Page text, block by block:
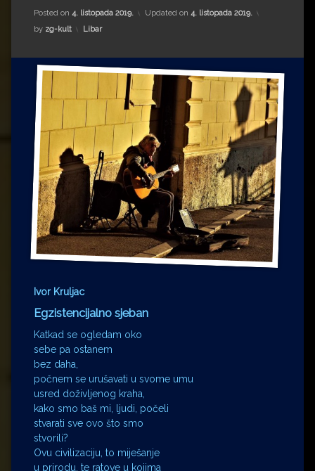
Drugi autori
Drugi autori
Matea Andrić
Ljiljana Lekanić-Kljaić
Željko Krznarić
Mario Lovreković
Miroslav Šantek
Posted on 4. listopada 2019. Updated on 4. listopada 2019.
by zg-kult Kategorije:
Libar
Ivor Kruljac
Egzistencijalno sjeban
Katkad se ogledam oko
sebe pa ostanem
bez daha,
počnem se urušavati u svome umu
usred doživljenog kraha,
kako smo baš mi, ljudi, počeli
stvarati sve ovo što smo
stvorili?
Ovu civilizaciju, to miješanje
u prirodu, te ratove u kojima